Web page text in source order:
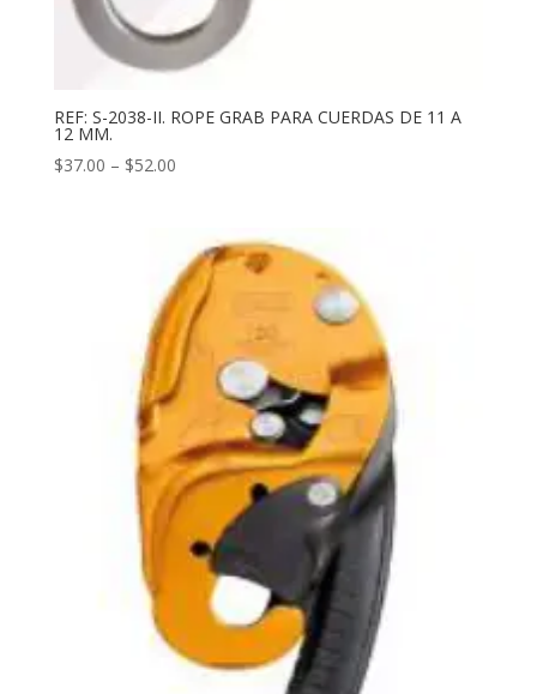
REF: S-2038-II. ROPE GRAB PARA CUERDAS DE 11 A
12 MM.
$37.00 – $52.00